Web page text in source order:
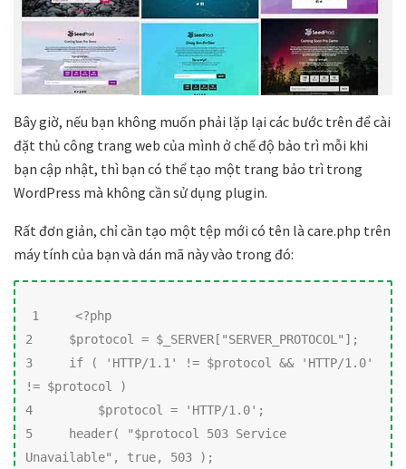
Bây giờ, nếu bạn không muốn phải lặp lại các bước trên để cài
đặt thủ công trang web của mình ở chế độ bảo trì mỗi khi
bạn cập nhật, thì bạn có thể tạo một trang bảo trì trong
WordPress mà không cần sử dụng plugin.
Rất đơn giản, chỉ cần tạo một tệp mới có tên là care.php trên
máy tính của bạn và dán mã này vào trong đó:
1     <?php
2     $protocol = $_SERVER["SERVER_PROTOCOL"];
3     if ( 'HTTP/1.1' != $protocol && 'HTTP/1.0'
!= $protocol )
4         $protocol = 'HTTP/1.0';
5     header( "$protocol 503 Service
Unavailable", true, 503 );